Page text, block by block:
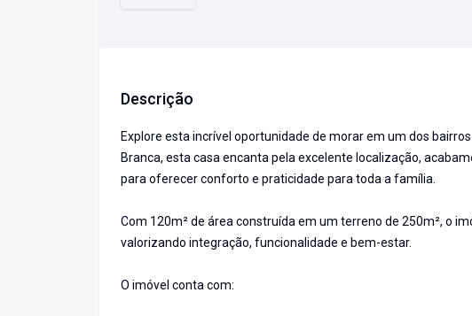
Descrição
Explore esta incrível oportunidade de morar em um dos
Branca, esta casa encanta pela excelente localização,
para oferecer conforto e praticidade para toda a família.
Com 120m² de área construída em um terreno de 250m², o
valorizando integração, funcionalidade e bem-estar.
O imóvel conta com: